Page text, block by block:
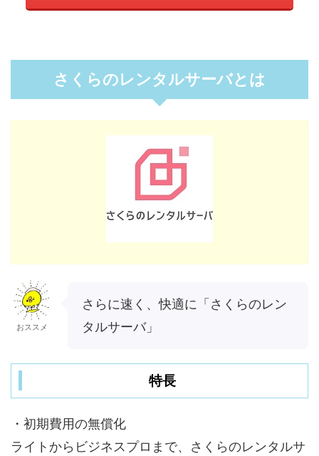
さくらのレンタルサーバとは
おススメ
さらに速く、快適に「さくらのレン
タルサーバ」
特長
・初期費用の無償化
ライトからビジネスプロまで、さくらのレンタルサ